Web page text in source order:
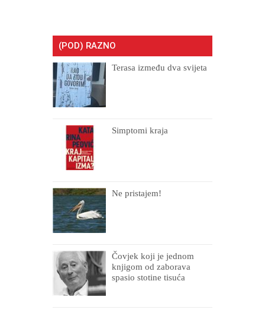
(POD) RAZNO
Terasa između dva svijeta
Simptomi kraja
Ne pristajem!
Čovjek koji je jednom
knjigom od zaborava
spasio stotine tisuća